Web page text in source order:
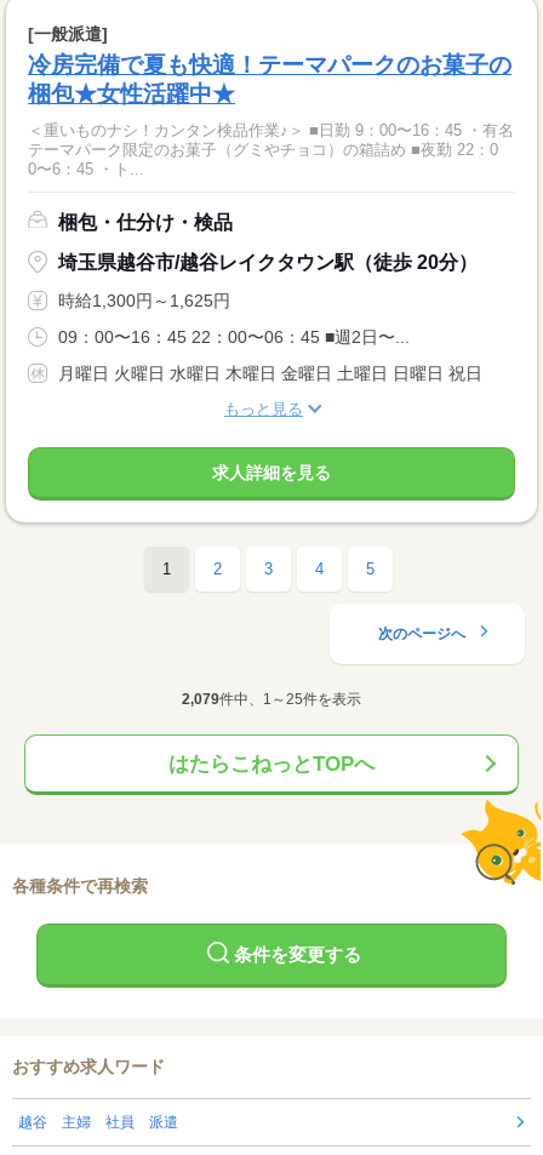
[一般派遣]
冷房完備で夏も快適！テーマパークのお菓子の
梱包★女性活躍中★
＜重いものナシ！カンタン検品作業♪＞ ■日勤 9：00〜16：45 ・有名
テーマパーク限定のお菓子（グミやチョコ）の箱詰め ■夜勤 22：0
0〜6：45 ・ト...
梱包・仕分け・検品
埼玉県越谷市/越谷レイクタウン駅（徒歩 20分）
時給1,300円～1,625円
09：00〜16：45 22：00〜06：45 ■週2日〜...
月曜日 火曜日 水曜日 木曜日 金曜日 土曜日 日曜日 祝日
もっと見る
求人詳細を見る
1 2 3 4 5
次のページへ
2,079件中、1～25件を表示
はたらこねっとTOPへ
各種条件で再検索
条件を変更する
おすすめ求人ワード
越谷 主婦 社員 派遣